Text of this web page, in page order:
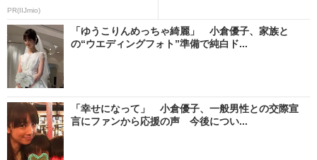
PR(IIJmio)
「ゆうこりんめっちゃ綺麗」 小倉優子、家族と
の“ウエディングフォト”準備で純白ド...
「幸せになって」 小倉優子、一般男性との交際宣
言にファンから応援の声 今後につい...